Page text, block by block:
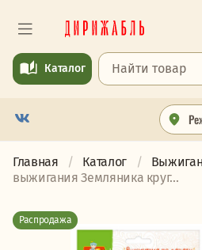
Каталог
Главная Каталог
выжигания Земляника круг...
Распродажа